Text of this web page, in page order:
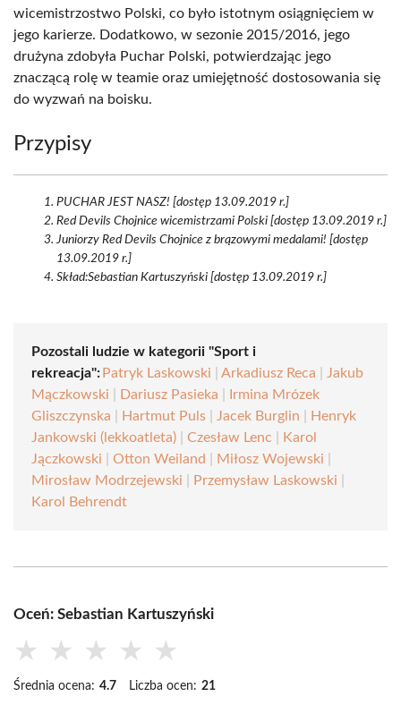
wicemistrzostwo Polski, co było istotnym osiągnięciem w
jego karierze. Dodatkowo, w sezonie 2015/2016, jego
drużyna zdobyła Puchar Polski, potwierdzając jego
znaczącą rolę w teamie oraz umiejętność dostosowania się
do wyzwań na boisku.
Przypisy
PUCHAR JEST NASZ! [dostęp 13.09.2019 r.]
Red Devils Chojnice wicemistrzami Polski [dostęp 13.09.2019 r.]
Juniorzy Red Devils Chojnice z brązowymi medalami! [dostęp
13.09.2019 r.]
Skład:Sebastian Kartuszyński [dostęp 13.09.2019 r.]
Pozostali ludzie w kategorii "Sport i
rekreacja": Patryk Laskowski Arkadiusz Reca
Jakub
Mączkowski
Dariusz Pasieka
Irmina Mrózek
Gliszczynska
Hartmut Puls Jacek Burglin
Henryk
Jankowski (lekkoatleta)
Czesław Lenc
Karol
Jączkowski
Otton Weiland Miłosz Wojewski
Mirosław Modrzejewski
Przemysław Laskowski
Karol Behrendt
Oceń: Sebastian Kartuszyński
★ ★ ★ ★ ★
Średnia ocena: 4.7 Liczba ocen: 21